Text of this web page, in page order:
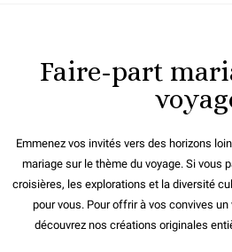
Faire-part
Emmenez vos invités vers des horizons
mariage sur le thème du voyage. Si vous
croisières, les explorations et la diversité
pour vous. Pour offrir à vos convives un
découvrez nos créations originales